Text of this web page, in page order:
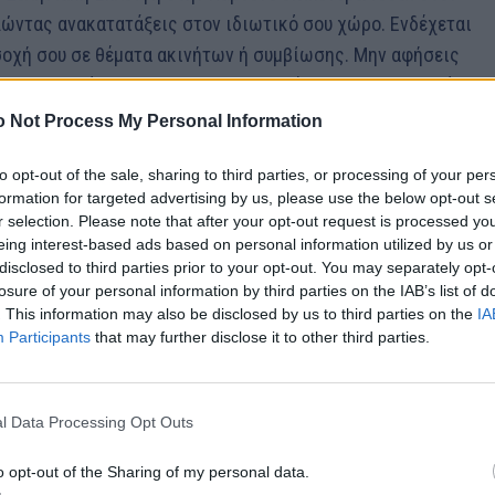
Not Process My Personal Information
opt-out of the sale, sharing to third parties, or processing of your
for targeted advertising by us, please use the below opt-out
selection. Please note that after your opt-out request is processed
interest-based ads based on personal information utilized by us
to third parties prior to your opt-out. You may separately
of your personal information by third parties on the IAB’s list of
This information may also be disclosed by us to third parties on the
Participants that may further disclose it to other third parties.
Data Processing Opt Outs
opt-out of the Sharing of my personal data.
ανακατατάξεις στον ιδιωτικό σου χώρο. Ενδέχεται
σου σε θέματα ακινήτων ή συμβίωσης. Μην αφήσεις
πρόσωπα. Η ευεργετική παρέμβαση του Δία από τον
και ηθική στήριξη για να ανταπεξέλθεις. Είναι μια
την εσωτερική σου ισορροπία.
η Σεληνιακή Έκλειψη στο ζώδιο της Παρθένου με τον
ως εφαλτήριο για την κοινωνική σου ανάδειξη. Θα
συμφωνίες που θα διευρύνουν τους ορίζοντές σου. Είναι
σου δεν περνά απαρατήρητη. Πρόσεξε μόνο να μην
περισσότερα από όσα μπορείς να δώσεις. Η θετική
που μπορούν να σε βοηθήσουν στους στόχους σου.
σου είναι δοσμένο στις αξίες σου, τόσο τις υλικές
στην Παρθένο φέρνει γεγονότα που σε αναγκάζουν να
για σένα, . Ίσως νιώσεις μια προσωρινή ανασφάλεια, όμως
υπέρ σου. Θα διαπιστώσεις ότι διαθέτεις κρυφά